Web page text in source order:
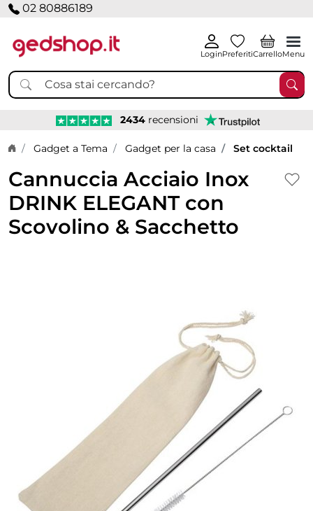
02 80886189
LoginPreferitiCarrelloMenu
2434 recensioni
Home page
Gadget a Tema Gadget per la casa Set cocktail
Cannuccia Acciaio Inox
DRINK ELEGANT con
Scovolino & Sacchetto